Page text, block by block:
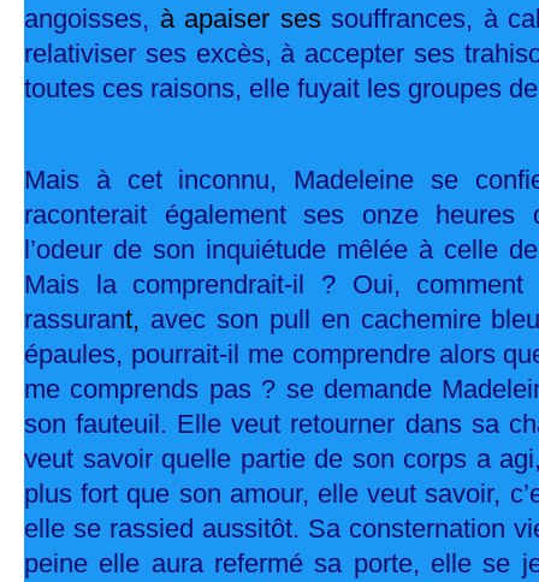
angoisses, à apaiser sessouffrances, à
relativiser ses excès, à accepter ses
toutes ces raisons, elle fuyait les groupes
Mais à cet inconnu, Madeleine se
raconterait également ses onze
l’odeur de son inquiétude mêlée à celle
Mais la comprendrait-il ? Oui, comment
rassurant, avec son pull en cachemire
épaules, pourrait-il me comprendre alors
me comprends pas ? se demande
son fauteuil. Elle veut retourner dans sa
veut savoir quelle partie de son corps a
plus fort que son amour, elle veut savoir,
elle se rassied aussitôt. Sa consternation
peine elle aura refermé sa porte, elle se